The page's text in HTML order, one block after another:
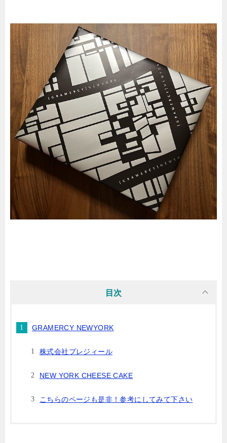
目次
GRAMERCY NEWYORK
株式会社プレジィール
NEW YORK CHEESE CAKE
こちらのページも是非！参考にしてみて下さい